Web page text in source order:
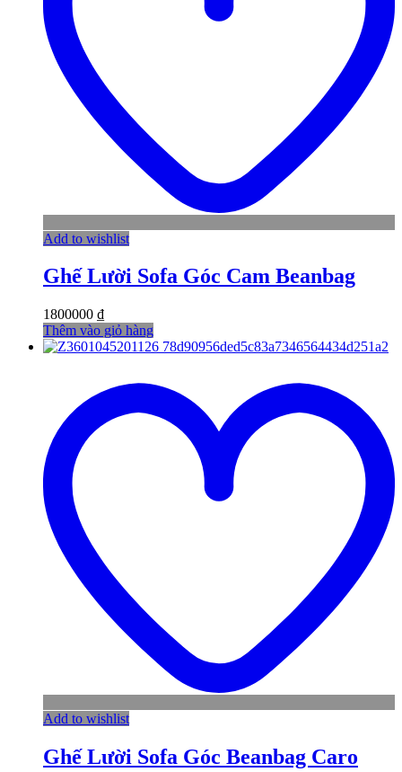
Add to wishlist
Ghế Lười Sofa Góc Cam Beanbag
1800000 ₫
Thêm vào giỏ hàng
Add to wishlist
Ghế Lười Sofa Góc Beanbag Caro